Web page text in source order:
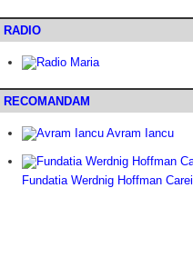
RADIO
RECOMANDAM
Avram Iancu
Fundatia Werdnig Hoffman Carei